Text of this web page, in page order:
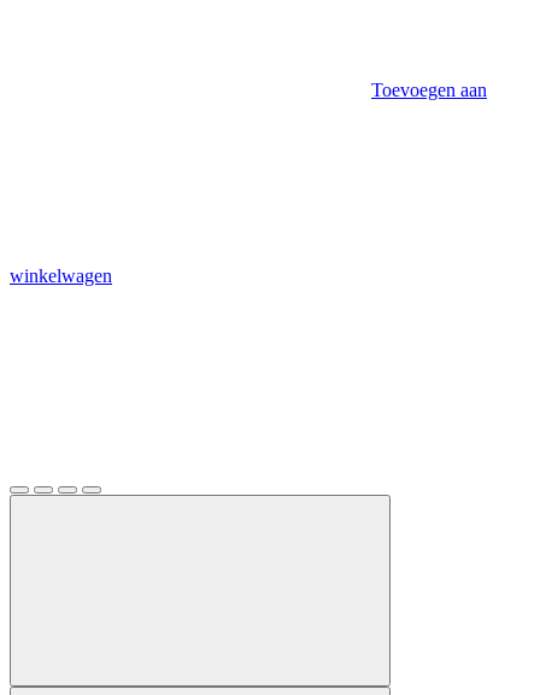
Toevoegen aan
winkelwagen